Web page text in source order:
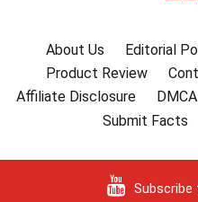
About Us Editorial
Product Review
Affiliate Disclosure
DMCA
Submit Facts
Subscribe